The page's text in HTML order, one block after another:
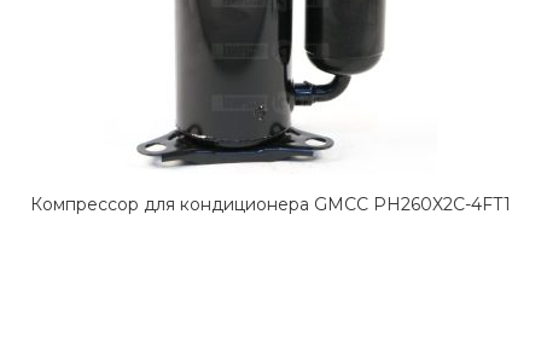
Компрессор для кондиционера GMCC PH260X2C-4FT1